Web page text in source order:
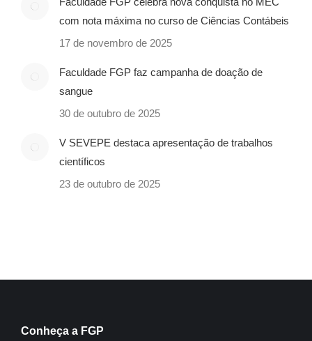
com nota máxima no curso de Ciências Contábeis
17 de novembro de 2025
Faculdade FGP faz campanha de doação de
sangue
30 de outubro de 2025
V SEVEPE destaca apresentação de trabalhos
científicos
23 de outubro de 2025
Conheça a FGP